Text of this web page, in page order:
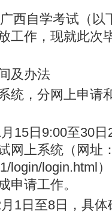
西自学考试（以
工作，现就此次
及办法
统，分网上申请
15日9:00至30
网上系统（网址
login/login.html
申请工作。
1日至8日，具